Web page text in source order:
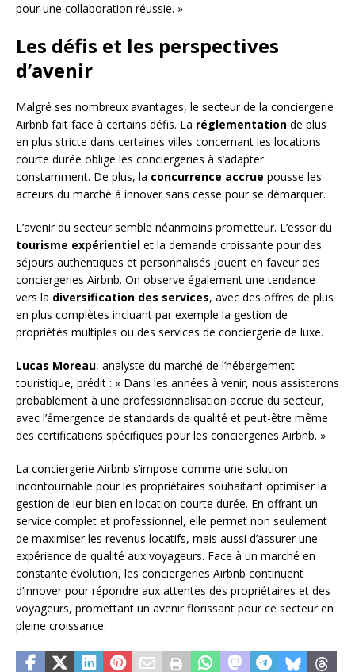
pour une collaboration réussie. »
Les défis et les perspectives
d’avenir
Malgré ses nombreux avantages, le secteur de la conciergerie
Airbnb fait face à certains défis. La réglementation de plus
en plus stricte dans certaines villes concernant les locations
courte durée oblige les conciergeries à s’adapter
constamment. De plus, la concurrence accrue pousse les
acteurs du marché à innover sans cesse pour se démarquer.
L’avenir du secteur semble néanmoins prometteur. L’essor du
tourisme expérientiel et la demande croissante pour des
séjours authentiques et personnalisés jouent en faveur des
conciergeries Airbnb. On observe également une tendance
vers la diversification des services, avec des offres de plus
en plus complètes incluant par exemple la gestion de
propriétés multiples ou des services de conciergerie de luxe.
Lucas Moreau, analyste du marché de l’hébergement
touristique, prédit : « Dans les années à venir, nous assisterons
probablement à une professionnalisation accrue du secteur,
avec l’émergence de standards de qualité et peut-être même
des certifications spécifiques pour les conciergeries Airbnb. »
La conciergerie Airbnb s’impose comme une solution
incontournable pour les propriétaires souhaitant optimiser la
gestion de leur bien en location courte durée. En offrant un
service complet et professionnel, elle permet non seulement
de maximiser les revenus locatifs, mais aussi d’assurer une
expérience de qualité aux voyageurs. Face à un marché en
constante évolution, les conciergeries Airbnb continuent
d’innover pour répondre aux attentes des propriétaires et des
voyageurs, promettant un avenir florissant pour ce secteur en
pleine croissance.